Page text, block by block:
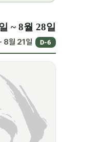
~ 8월 28일
8월 21일 D-6